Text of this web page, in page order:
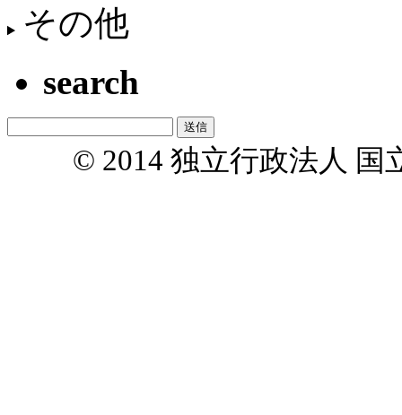
その他
search
© 2014 独立行政法人 国